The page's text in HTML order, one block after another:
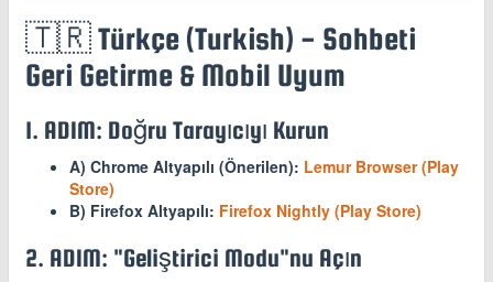
🇹🇷 Türkçe (Turkish) - Sohbeti
Geri Getirme & Mobil Uyum
1. ADIM: Doğru Tarayıcıyı Kurun
A) Chrome Altyapılı (Önerilen): Lemur Browser (Play
Store)
B) Firefox Altyapılı: Firefox Nightly (Play Store)
2. ADIM: "Geliştirici Modu"nu Açın